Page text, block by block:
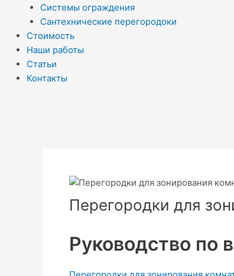
Системы ограждения
Сантехнические перегородоки
Стоимость
Наши работы
Статьи
Контакты
Перегородки для
Руководство по